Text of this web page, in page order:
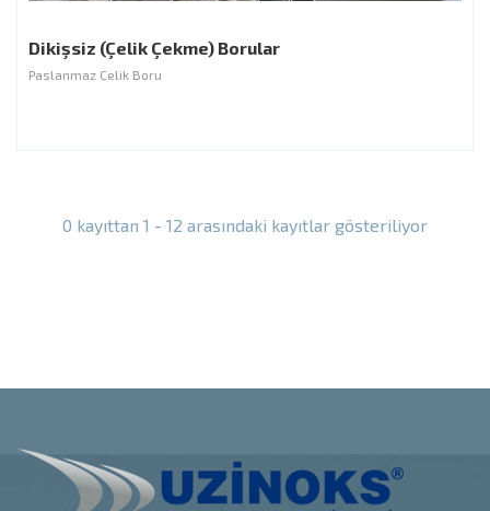
Dikişsiz (Çelik Çekme) Borular
Paslanmaz Çelik Boru
0 kayıttan 1 - 12 arasındaki kayıtlar gösteriliyor